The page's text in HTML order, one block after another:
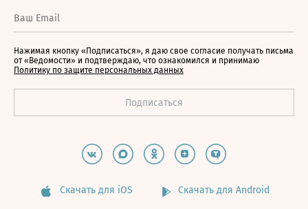
Нажимая кнопку «Подписаться», я даю свое согласие получать письма
от «Ведомости» и подтверждаю, что ознакомился и принимаю
Политику по защите персональных данных
Скачать для iOS Скачать для Android